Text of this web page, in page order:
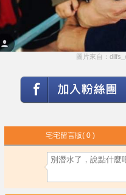
圖片來自：
宅宅留言版( 0 )